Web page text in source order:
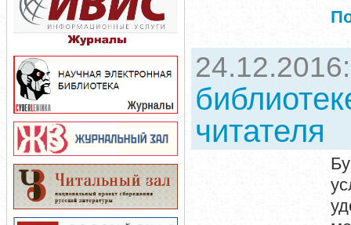
читателя